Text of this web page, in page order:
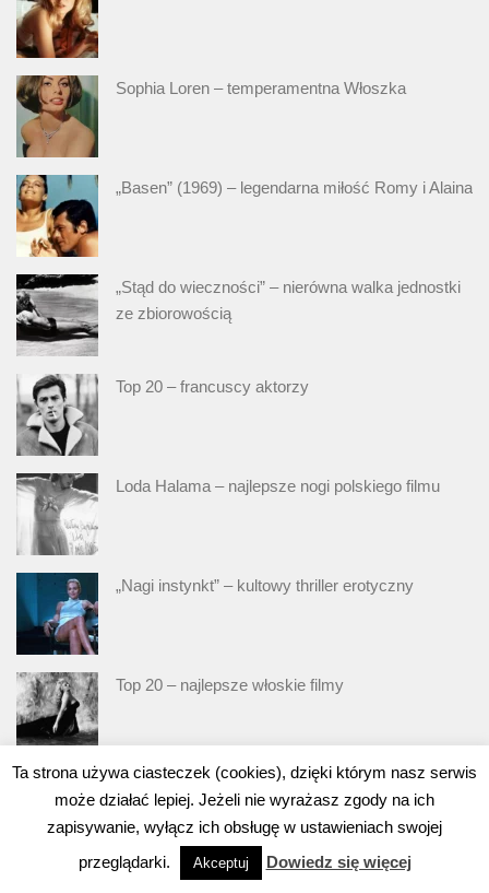
Sophia Loren – temperamentna Włoszka
„Basen” (1969) – legendarna miłość Romy i Alaina
„Stąd do wieczności” – nierówna walka jednostki
ze zbiorowością
Top 20 – francuscy aktorzy
Loda Halama – najlepsze nogi polskiego filmu
„Nagi instynkt” – kultowy thriller erotyczny
Top 20 – najlepsze włoskie filmy
„Sinister” czyli czasem lepiej nie wiedzieć
„Dom z papieru” – buntownicy w maskach Dalego
Ta strona używa ciasteczek (cookies), dzięki którym nasz serwis
może działać lepiej. Jeżeli nie wyrażasz zgody na ich
zapisywanie, wyłącz ich obsługę w ustawieniach swojej
przeglądarki.
Akceptuj Dowiedz się więcej